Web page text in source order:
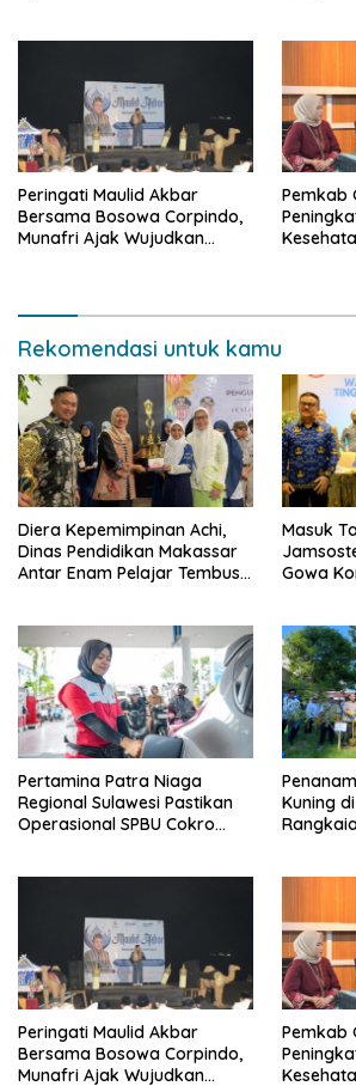
Peringati Maulid Akbar
Bersama Bosowa Corpindo,
Munafri Ajak Wujudkan
Pemkab
Rekomendasi untuk kamu
Diera Kepemimpinan Achi,
Dinas Pendidikan Makassar
Antar Enam Pelajar Tembus
Masuk
Gowa
Pertamina Patra Niaga
Regional Sulawesi Pastikan
Operasional SPBU Cokro
Kuning
Peringati Maulid Akbar
Bersama Bosowa Corpindo,
Munafri Ajak Wujudkan
Pemkab